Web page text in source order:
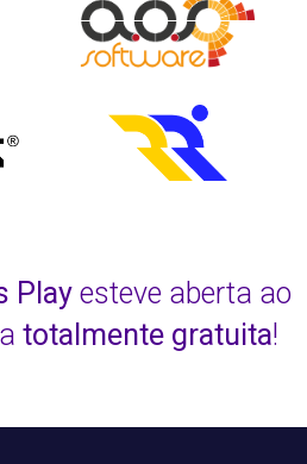
Playesteve aberta ao
totalmente gratuita!